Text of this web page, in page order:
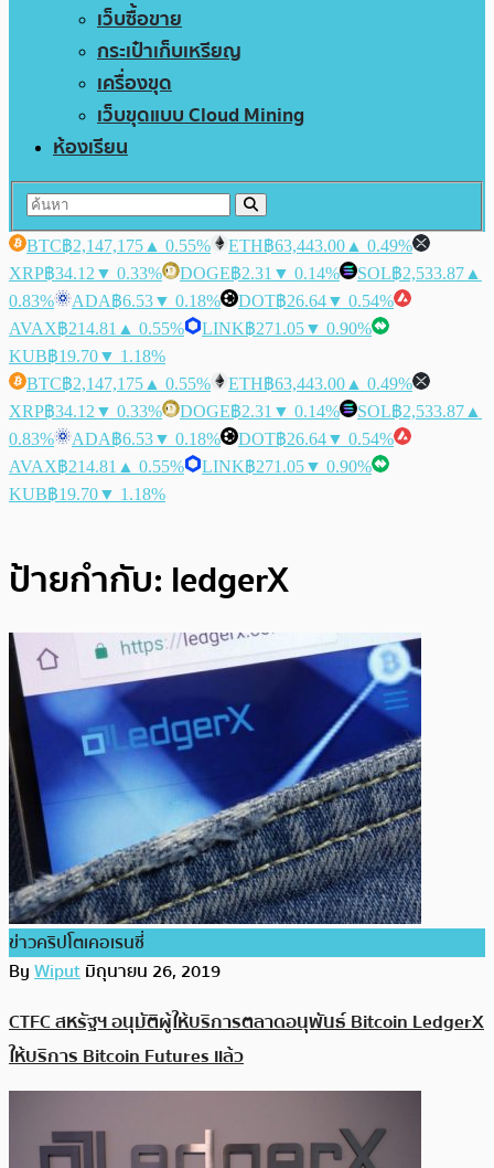
เว็บซื้อขาย
กระเป๋าเก็บเหรียญ
เครื่องขุด
เว็บขุดแบบ Cloud Mining
ห้องเรียน
BTC฿2,147,175 ▲ 0.55% ETH฿63,443.00 ▲ 0.49%
XRP฿34.12 ▼ 0.33% DOGE฿2.31 ▼ 0.14% SOL฿2,533.87 ▲
0.83%
ADA฿6.53▼ 0.18% DOT฿26.64▼ 0.54%
AVAX฿214.81 ▲ 0.55% LINK฿271.05▼ 0.90%
KUB฿19.70▼ 1.18%
BTC฿2,147,175 ▲ 0.55% ETH฿63,443.00 ▲ 0.49%
XRP฿34.12 ▼ 0.33% DOGE฿2.31 ▼ 0.14% SOL฿2,533.87 ▲
0.83%
ADA฿6.53▼ 0.18% DOT฿26.64▼ 0.54%
AVAX฿214.81 ▲ 0.55% LINK฿271.05▼ 0.90%
KUB฿19.70▼ 1.18%
ป้ายกำกับ: ledgerX
ข่าวคริปโตเคอเรนซี่
ByWiputมิถุนายน 26, 2019
CTFC สหรัฐฯ อนุมัติผู้ให้บริการตลาดอนุพันธ์ Bitcoin LedgerX
ให้บริการ Bitcoin Futures แล้ว